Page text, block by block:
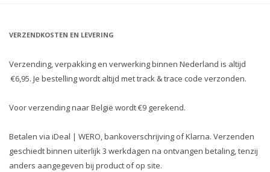
VERZENDKOSTEN EN LEVERING
Verzending, verpakking en verwerking binnen Nederland is altijd
€6,95. Je bestelling wordt altijd met track & trace code verzonden.
Voor verzending naar België wordt €9 gerekend.
Betalen via iDeal | WERO, bankoverschrijving of Klarna. Verzenden
geschiedt binnen uiterlijk 3 werkdagen na ontvangen betaling, tenzij
anders aangegeven bij product of op site.